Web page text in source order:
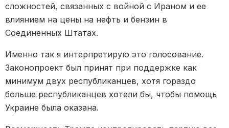
сложностей, связанных с войной с Ираном и ее
влиянием на цены на нефть и бензин в
Соединенных Штатах.
Именно так я интерпретирую это голосование.
Законопроект был принят при поддержке как
минимум двух республиканцев, хотя гораздо
больше республиканцев хотели бы, чтобы помощь
Украине была оказана.